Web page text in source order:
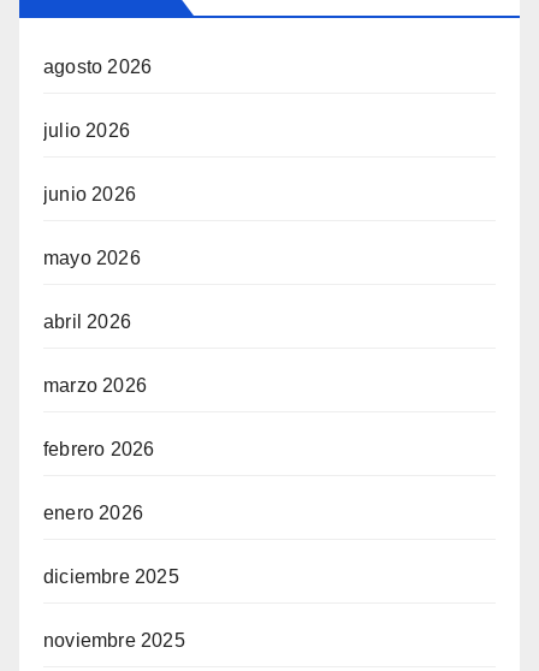
agosto 2026
julio 2026
junio 2026
mayo 2026
abril 2026
marzo 2026
febrero 2026
enero 2026
diciembre 2025
noviembre 2025